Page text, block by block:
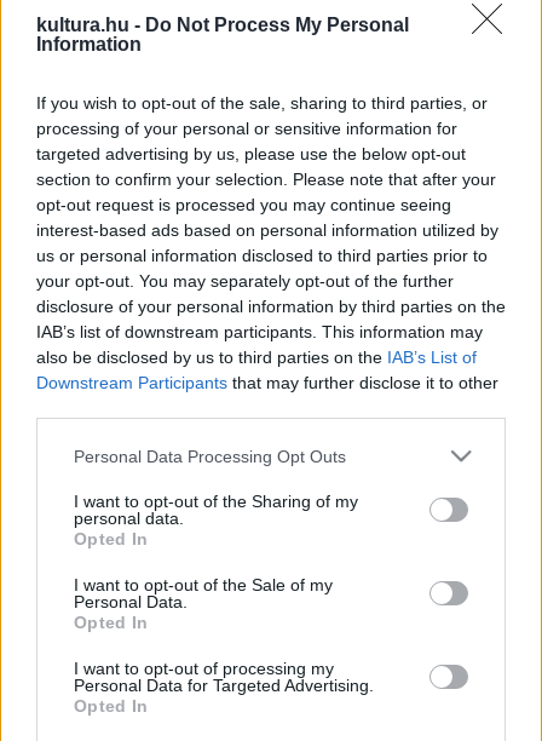
kultura.hu - Do Not Process My Personal
Information
If you wish to opt-out of the sale, sharing to third parties, or
processing of your personal or sensitive information for
targeted advertising by us, please use the below opt-out
section to confirm your selection. Please note that after your
opt-out request is processed you may continue seeing
interest-based ads based on personal information utilized by
us or personal information disclosed to third parties prior to
your opt-out. You may separately opt-out of the further
disclosure of your personal information by third parties on the
IAB’s list of downstream participants. This information may
also be disclosed by us to third parties on the IAB’s List of
Downstream Participants that may further disclose it to other
Please note that this website/app uses one or more Google
not limited to your visit or usage behaviour. You may click to
grant or deny consent to Google and its third-party tags to
use your data for below specified purposes in below Google
consent section.
Personal Data Processing Opt Outs
I want to opt-out of the Sharing of my
personal data.
Opted In
I want to opt-out of the Sale of my
Personal Data.
Opted In
I want to opt-out of processing my
Personal Data for Targeted Advertising.
Opted In
szemben - arra utal, hogy a parlament nem fordulhat
felirattal Ferenc Józsefhez, mert ezzel törvényes
uralkodónak ismerné el.) Ám egyre inkább tapasztalnia
kellett, hogy pártjának vezetői - Tisza Kálmán, Podmaniczky
Frigyes báró, Károlyi Ede és Sándor grófok stb. - már nem
követik híveik elvárása szerint az emigráció legális politikai
taktikáját, hanem maguk is - ha a Deák Ferenc felirati
javaslatában foglaltaknál `drágább áron` is - meg kívánnak
egyezni a bécsi udvarral. A tépett idegzetű politikus nem
érzett elég erőt magában a szembefordulásra, így
öngyilkosságának legvalószínűbb oka az önvád amiatt, hogy
ezt a rokoni-baráti köréből kikerülő csoportot éppen ő
majd a Határozati Párt élére. A politikus, hála Illyés Gyula
társszerzői munkájának, drámaíróként is beírta nevét a
történelembe.